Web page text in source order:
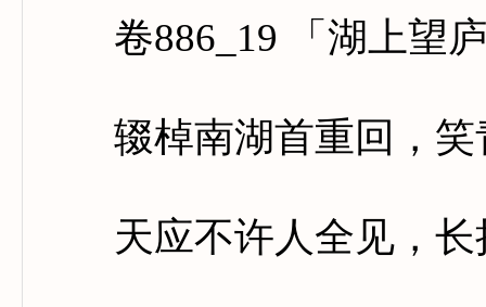
卷886_19 「湖上望
辍棹南湖首重回，笑
天应不许人全见，长